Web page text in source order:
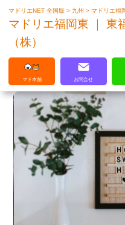
マドリエは
クリアした住
マドリエNET 全国版> 九州>マドリエ福
マドリエ福岡東 ｜ 東
（株）
マド本舗 お問合せ